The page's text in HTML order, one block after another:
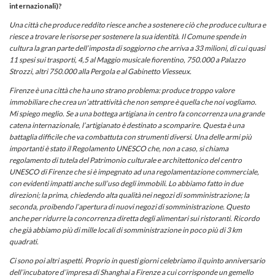
internazionali)?
Una città che produce reddito riesce anche a sostenere ciò che produce cultura e
riesce a trovare le risorse per sostenere la sua identità. Il Comune spende in
cultura la gran parte dell’imposta di soggiorno che arriva a 33 milioni, di cui quasi
11 spesi sui trasporti, 4,5 al Maggio musicale fiorentino, 750.000 a Palazzo
Strozzi, altri 750.000 alla Pergola e al Gabinetto Viesseux.
Firenze è una città che ha uno strano problema: produce troppo valore
immobiliare che crea un’attrattività che non sempre è quella che noi vogliamo.
Mi spiego meglio. Se a una bottega artigiana in centro fa concorrenza una grande
catena internazionale, l’artigianato è destinato a scomparire. Questa è una
battaglia difficile che va combattuta con strumenti diversi. Una delle armi più
importanti è stato il Regolamento UNESCO che, non a caso, si chiama
regolamento di tutela del Patrimonio culturale e architettonico del centro
UNESCO di Firenze che si è impegnato ad una regolamentazione commerciale,
con evidenti impatti anche sull’uso degli immobili. Lo abbiamo fatto in due
direzioni; la prima, chiedendo alta qualità nei negozi di somministrazione; la
seconda, proibendo l’apertura di nuovi negozi di somministrazione. Questo
anche per ridurre la concorrenza diretta degli alimentari sui ristoranti. Ricordo
che già abbiamo più di mille locali di somministrazione in poco più di 3 km
quadrati.
Ci sono poi altri aspetti. Proprio in questi giorni celebriamo il quinto anniversario
dell’incubatore d’impresa di Shanghai a Firenze a cui corrisponde un gemello